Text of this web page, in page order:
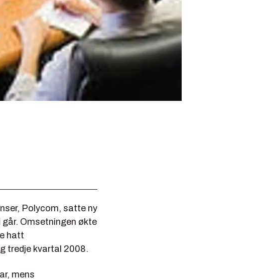
Polycom, satte ny
Omsetningen økte
hatt
tredje kvartal 2008.
mens